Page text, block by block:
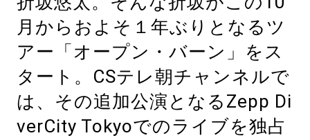
月からおよそ１年ぶりとなるツ
アー「オープン・バーン」をス
タート。CSテレ朝チャンネルで
は、その追加公演となるZepp Di
verCity Tokyoでのライブを独占